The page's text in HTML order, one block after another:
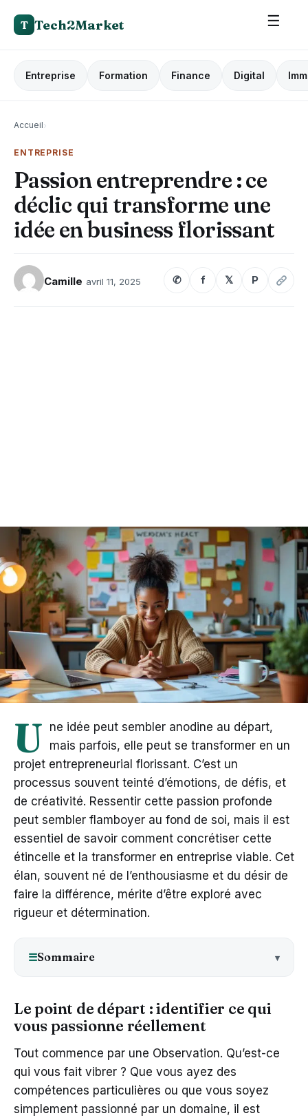
T Tech2Market ☰
Entreprise Formation Finance Digital
Accueil›
ENTREPRISE
Passion entreprendre : ce
déclic qui transforme une
idée en business florissant
Camille avril 11, 2025 ✆ f 𝕏 P
U ne idée peut sembler anodine au départ,
mais parfois, elle peut se transformer en un
projet entrepreneurial florissant. C’est un
processus souvent teinté d’émotions, de défis, et
de créativité. Ressentir cette passion profonde
peut sembler flamboyer au fond de soi, mais il est
essentiel de savoir comment concrétiser cette
étincelle et la transformer en entreprise viable. Cet
élan, souvent né de l’enthousiasme et du désir de
faire la différence, mérite d’être exploré avec
rigueur et détermination.
☰Sommaire
Le point de départ : identifier ce qui
vous passionne réellement
Tout commence par une Observation. Qu’est-ce
qui vous fait vibrer ? Que vous ayez des
compétences particulières ou que vous soyez
simplement passionné par un domaine, il est